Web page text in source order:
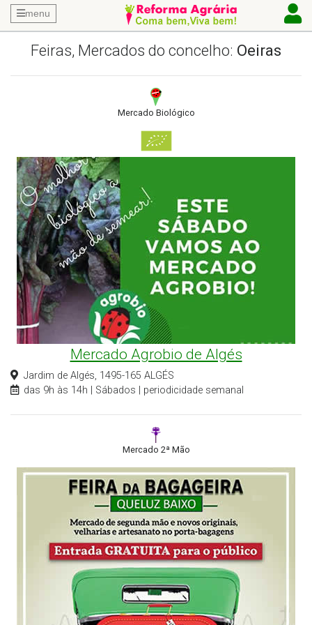
menu
Feiras, Mercados do concelho: Oeiras
Mercado Biológico
Mercado Agrobio de Algés
Jardim de Algés, 1495-165 ALGÉS
das 9h às 14h | Sábados | periodicidade semanal
Mercado 2ª Mão